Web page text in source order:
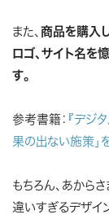
また、 商品を購入
ロゴ、サイト名を
す。
参考書籍： 『デジ
果の出ない施策」
もちろん、あから
違いすぎるデザイ